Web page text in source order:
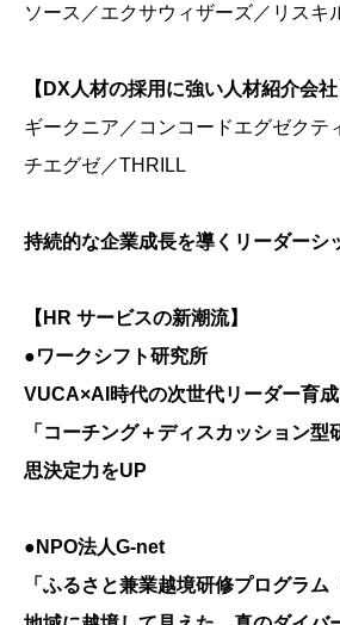
ソース／エクサウィザーズ／リスキ
【DX人材の採用に強い人材紹介会社
ギークニア／コンコードエグゼクテ
チエグゼ／THRILL
持続的な企業成長を導くリーダーシ
【HR サービスの新潮流】
●ワークシフト研究所
VUCA×AI時代の次世代リーダー育
「コーチング＋ディスカッション型
思決定力をUP
●NPO法人G-net
「ふるさと兼業越境研修プログラム